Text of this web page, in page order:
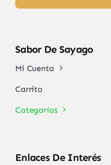
Sabor De Sayago
Mi Cuenta
Carrito
Categorías
Enlaces De Interés